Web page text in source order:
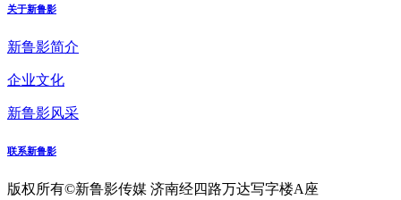
关于新鲁影
新鲁影简介
企业文化
新鲁影风采
联系新鲁影
版权所有©新鲁影传媒 济南经四路万达写字楼A座